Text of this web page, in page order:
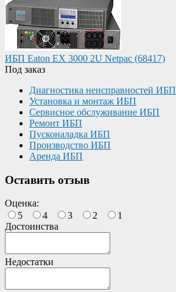
ИБП Eaton EX 3000 2U Netpac (68417)
Под заказ
Диагностика неисправностей ИБП
Установка и монтаж ИБП
Сервисное обслуживание ИБП
Ремонт ИБП
Пусконаладка ИБП
Производство ИБП
Аренда ИБП
Оставить отзыв
Оценка:
5
4 3 2
1
Достоинства
Недостатки